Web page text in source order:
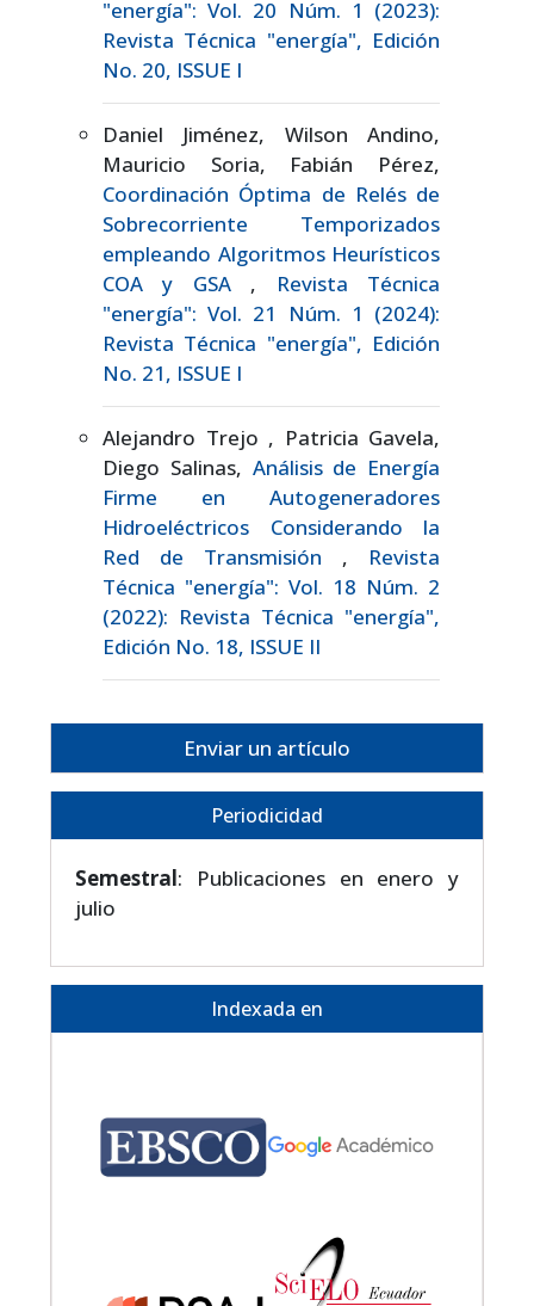
"energía": Vol. 20 Núm. 1 (2023):
Revista Técnica "energía", Edición
No. 20, ISSUE I
Daniel Jiménez, Wilson Andino,
Mauricio Soria, Fabián Pérez,
Coordinación Óptima de Relés de
Sobrecorriente Temporizados
empleando Algoritmos Heurísticos
COA y GSA ,
Revista Técnica
"energía": Vol. 21 Núm. 1 (2024):
Revista Técnica "energía", Edición
No. 21, ISSUE I
Alejandro Trejo , Patricia Gavela,
Diego Salinas, Análisis de Energía
Firme en Autogeneradores
Hidroeléctricos Considerando la
Red de Transmisión , Revista
Técnica "energía": Vol. 18 Núm. 2
(2022): Revista Técnica "energía",
Edición No. 18, ISSUE II
Enviar un artículo
Periodicidad
Semestral: Publicaciones en enero y
julio
Indexada en